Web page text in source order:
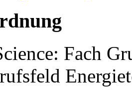
Fach